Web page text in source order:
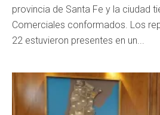
provincia de Santa Fe y la ciudad
Comerciales conformados. Los
22 estuvieron presentes en un...